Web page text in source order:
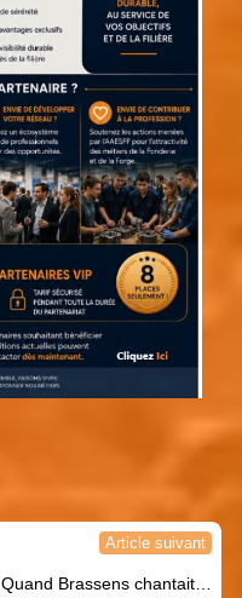
Article suivant
Quand Brassens chantait…